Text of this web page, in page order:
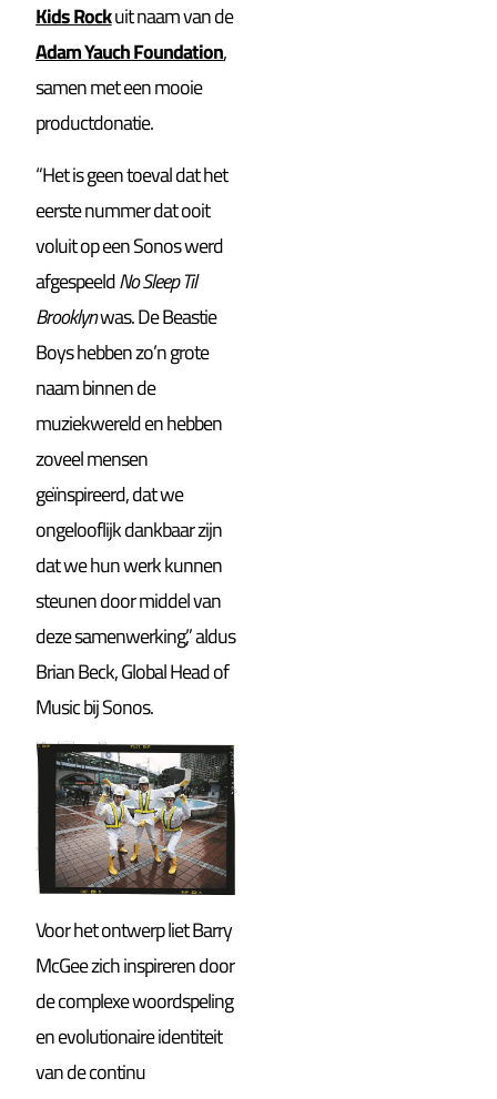
Kids Rockuit naam van de
Adam Yauch Foundation,
samen met een mooie
productdonatie.
“Het is geen toeval dat het
eerste nummer dat ooit
voluit op een Sonos werd
afgespeeldNo Sleep Til
Brooklynwas. De Beastie
Boys hebben zo’n grote
naam binnen de
muziekwereld en hebben
zoveel mensen
geïnspireerd, dat we
ongelooflijk dankbaar zijn
dat we hun werk kunnen
steunen door middel van
deze samenwerking,” aldus
Brian Beck, Global Head of
Music bij Sonos.
Voor het ontwerp liet Barry
McGee zich inspireren door
de complexe woordspeling
en evolutionaire identiteit
van de continu